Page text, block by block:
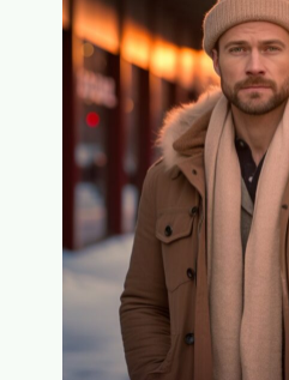
U
W
E
A
V
O
N
T
U
!
O
N
D
E
R
W
E
G
H
E